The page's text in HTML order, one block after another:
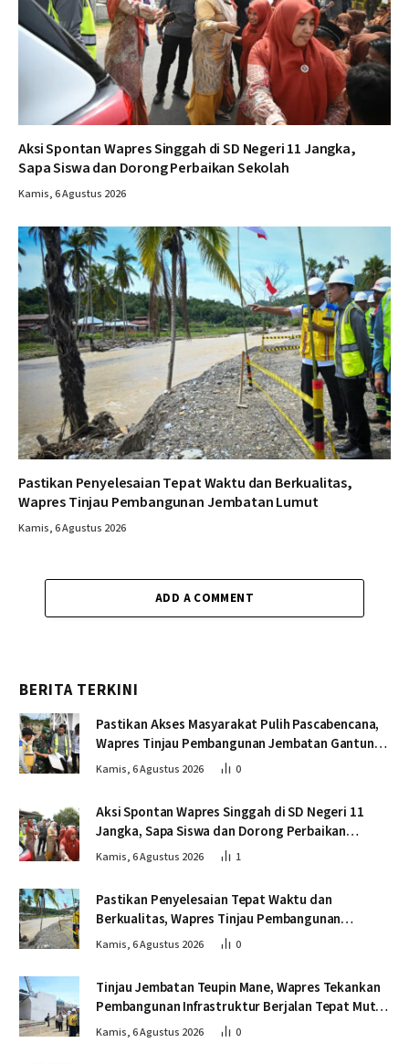
Aksi Spontan Wapres Singgah di SD Negeri 11 Jangka,
Sapa Siswa dan Dorong Perbaikan Sekolah
Kamis, 6 Agustus 2026
Pastikan Penyelesaian Tepat Waktu dan Berkualitas,
Wapres Tinjau Pembangunan Jembatan Lumut
Kamis, 6 Agustus 2026
ADD A COMMENT
BERITA TERKINI
Pastikan Akses Masyarakat Pulih Pascabencana,
Wapres Tinjau Pembangunan Jembatan Gantung
Kendawi
Kamis, 6 Agustus 2026 0
Aksi Spontan Wapres Singgah di SD Negeri 11
Jangka, Sapa Siswa dan Dorong Perbaikan
Sekolah
Kamis, 6 Agustus 2026 1
Pastikan Penyelesaian Tepat Waktu dan
Berkualitas, Wapres Tinjau Pembangunan
Jembatan Lumut
Kamis, 6 Agustus 2026 0
Tinjau Jembatan Teupin Mane, Wapres Tekankan
Pembangunan Infrastruktur Berjalan Tepat Mutu
dan Tepat Waktu
Kamis, 6 Agustus 2026 0